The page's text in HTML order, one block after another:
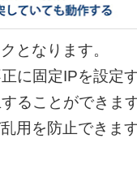
となります。
に固定IPを設定
ることができま
用を防止できま